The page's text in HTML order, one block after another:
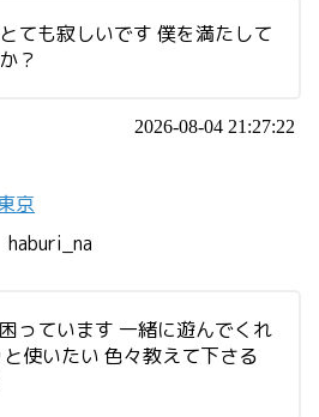
ても寂しいです 僕を満たして
？
2026-08-04 21:27:22
京
haburi_na
っています 一緒に遊んでくれ
使いたい 色々教えて下さる